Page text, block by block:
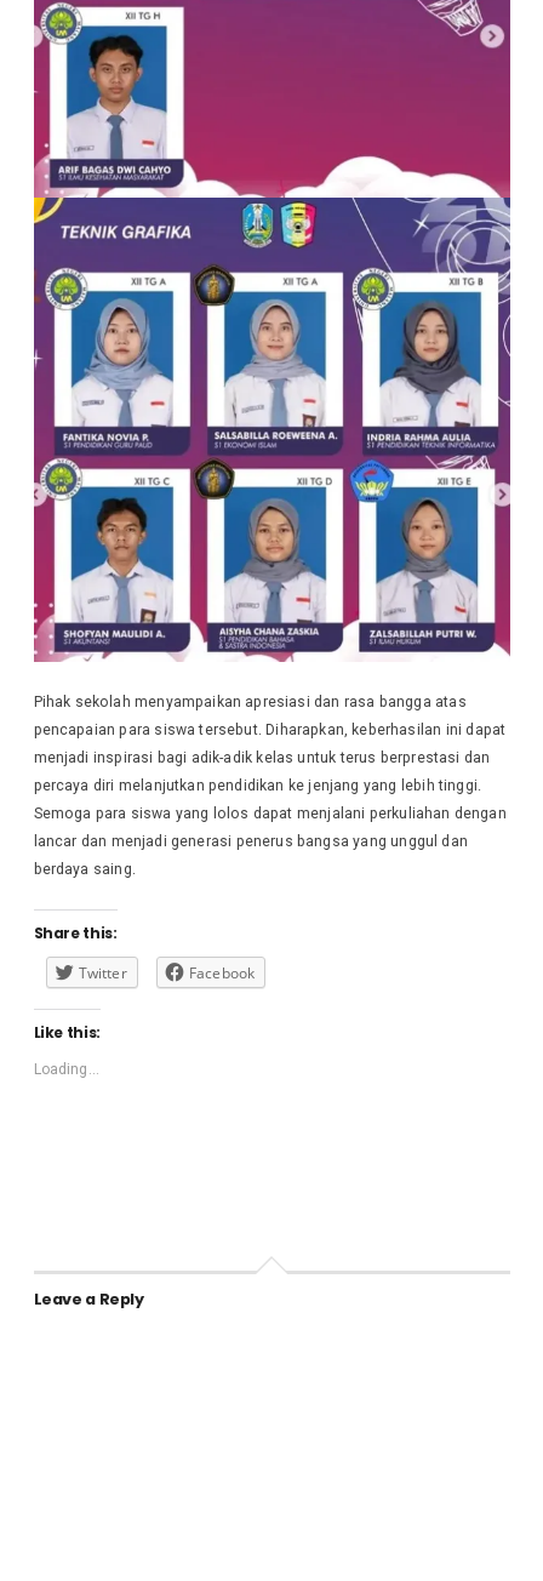
Pihak sekolah menyampaikan apresiasi dan rasa bangga atas
pencapaian para siswa tersebut. Diharapkan, keberhasilan ini dapat
menjadi inspirasi bagi adik-adik kelas untuk terus berprestasi dan
percaya diri melanjutkan pendidikan ke jenjang yang lebih tinggi.
Semoga para siswa yang lolos dapat menjalani perkuliahan dengan
lancar dan menjadi generasi penerus bangsa yang unggul dan
berdaya saing.
Share this:
Twitter
Facebook
Like this:
Loading...
Leave a Reply